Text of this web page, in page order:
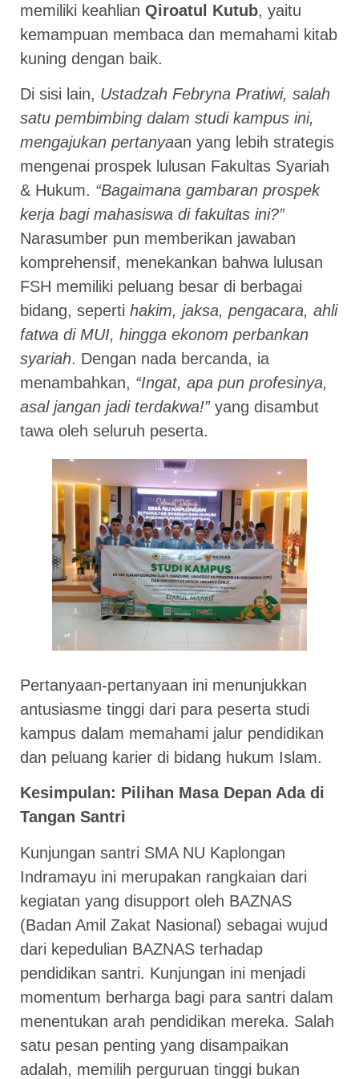
memiliki keahlian Qiroatul Kutub, yaitu
kemampuan membaca dan memahami kitab
kuning dengan baik.
Di sisi lain, Ustadzah Febryna Pratiwi, salah
satu pembimbing dalam studi kampus ini,
mengajukan pertanyaan yang lebih strategis
mengenai prospek lulusan Fakultas Syariah
& Hukum. “Bagaimana gambaran prospek
kerja bagi mahasiswa di fakultas ini?”
Narasumber pun memberikan jawaban
komprehensif, menekankan bahwa lulusan
FSH memiliki peluang besar di berbagai
bidang, seperti hakim, jaksa, pengacara, ahli
fatwa di MUI, hingga ekonom perbankan
syariah. Dengan nada bercanda, ia
menambahkan, “Ingat, apa pun profesinya,
asal jangan jadi terdakwa!”yang disambut
tawa oleh seluruh peserta.
Pertanyaan-pertanyaan ini menunjukkan
antusiasme tinggi dari para peserta studi
kampus dalam memahami jalur pendidikan
dan peluang karier di bidang hukum Islam.
Kesimpulan: Pilihan Masa Depan Ada di
Tangan Santri
Kunjungan santri SMA NU Kaplongan
Indramayu ini merupakan rangkaian dari
kegiatan yang disupport oleh BAZNAS
(Badan Amil Zakat Nasional) sebagai wujud
dari kepedulian BAZNAS terhadap
pendidikan santri. Kunjungan ini menjadi
momentum berharga bagi para santri dalam
menentukan arah pendidikan mereka. Salah
satu pesan penting yang disampaikan
adalah, memilih perguruan tinggi bukan